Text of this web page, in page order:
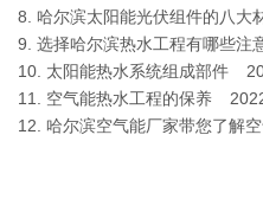
8. 哈尔滨太阳能光伏组件的八大
9. 选择哈尔滨热水工程有哪些注
10. 太阳能热水系统组成部件
11. 空气能热水工程的保养
12. 哈尔滨空气能厂家带您了解